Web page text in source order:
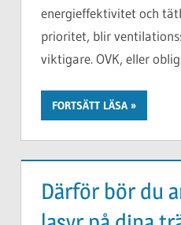
energieffektivitet och
prioritet, blir
viktigare. OVK, eller
FORTSÄTT LÄSA
Därför bör du